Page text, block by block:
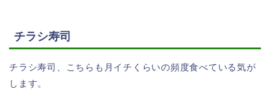
チラシ寿司
チラシ寿司、こちらも月イチくらいの頻度食べている気が
します。